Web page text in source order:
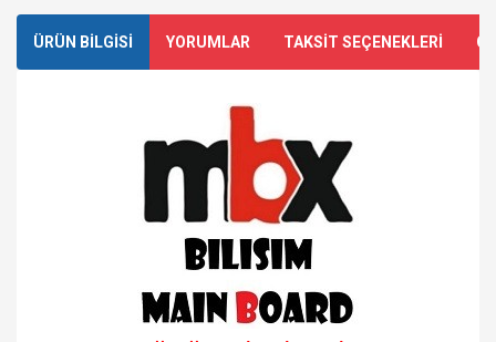
ÜRÜN BİLGİSİ YORUMLAR TAKSİT SEÇENEKLERİ